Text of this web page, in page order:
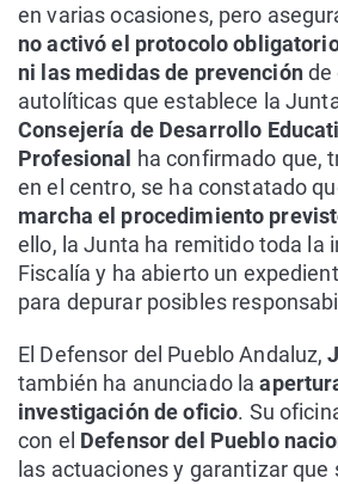
en varias ocasiones, pero
no activó el protocolo
ni las medidas de prevenciónde
autolíticas que establece la
Consejería de Desarrollo
Profesional
ha confirmado que,
en el centro, se ha constatado
marcha el procedimiento
ello, la Junta ha remitido toda la
Fiscalía y ha abierto un
para depurar posibles
El Defensor del Pueblo Andaluz,
también ha anunciado la
investigación de oficio. Su
con el Defensor del Pueblo
las actuaciones y garantizar